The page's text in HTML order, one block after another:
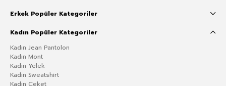
Erkek Popüler Kategoriler
Kadın Popüler Kategoriler
Kadın Jean Pantolon
Kadın Mont
Kadın Yelek
Kadın Sweatshirt
Kadın Ceket